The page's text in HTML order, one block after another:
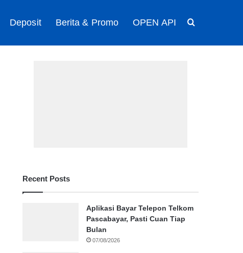
Deposit Berita & Promo OPEN API
Recent Posts
Aplikasi Bayar Telepon Telkom
Pascabayar, Pasti Cuan Tiap
Bulan
07/08/2026